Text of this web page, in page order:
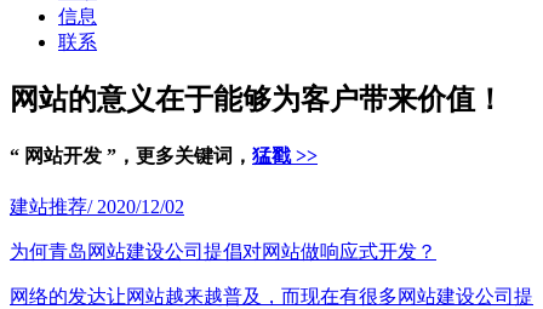
信息
联系
网站的意义在于能够为客户带来价值！
“ 网站开发 ”，更多关键词， 猛戳 >>
建站推荐/ 2020/12/02
为何青岛网站建设公司提倡对网站做响应式开发？
网络的发达让网站越来越普及，而现在有很多网站建设公司提